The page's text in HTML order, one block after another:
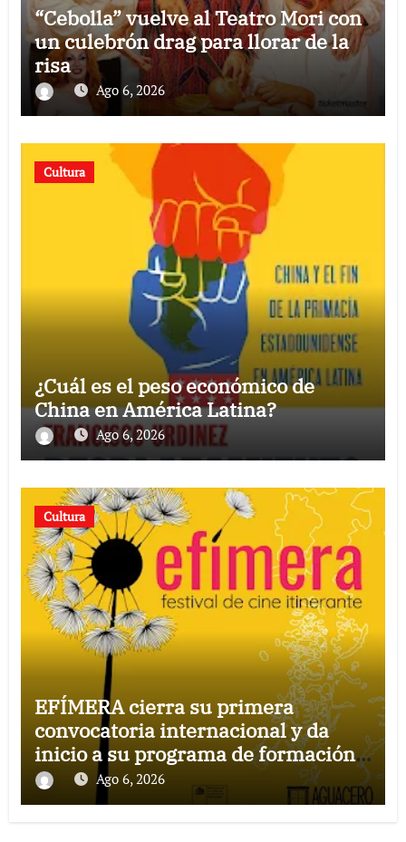
“Cebolla” vuelve al Teatro Mori con
un culebrón drag para llorar de la
risa
Ago 6, 2026
Cultura
¿Cuál es el peso económico de
China en América Latina?
Ago 6, 2026
Cultura
EFÍMERA cierra su primera
convocatoria internacional y da
inicio a su programa de formación
para la comunidad
Ago 6, 2026